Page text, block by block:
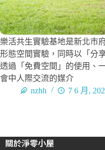
樂活共生實驗基地是新北市
形態空間實驗，同時以「分
透過「免費空間」的使用、
會中人際交流的媒介
nzhh
7 6 月,
關於淨零小屋